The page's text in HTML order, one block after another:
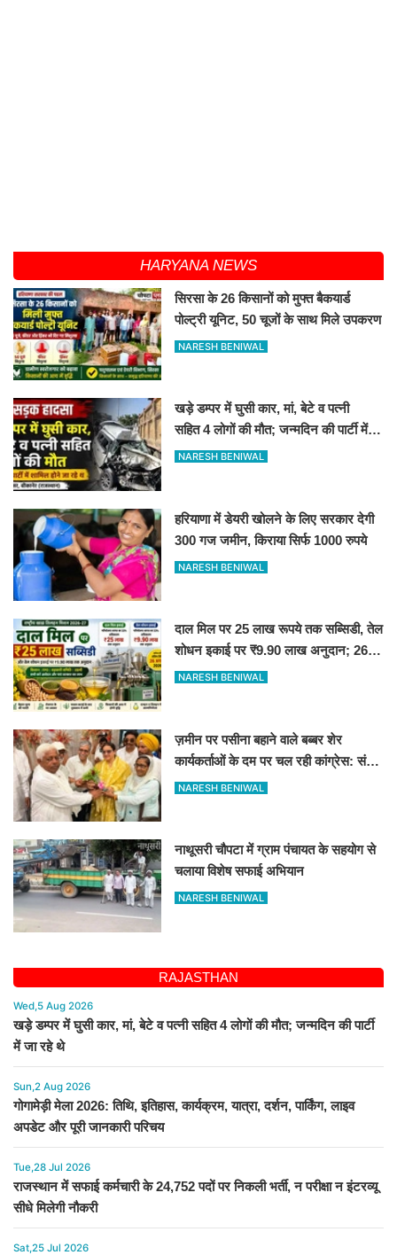
HARYANA NEWS
सिरसा के 26 किसानों को मुफ्त बैकयार्ड
पोल्ट्री यूनिट, 50 चूजों के साथ मिले उपकरण
NARESH BENIWAL
खड़े डम्पर में घुसी कार, मां, बेटे व पत्नी
सहित 4 लोगों की मौत; जन्मदिन की पार्टी में
जा रहे थे
NARESH BENIWAL
हरियाणा में डेयरी खोलने के लिए सरकार देगी
300 गज जमीन, किराया सिर्फ 1000 रुपये
NARESH BENIWAL
दाल मिल पर 25 लाख रूपये तक सब्सिडी, तेल
शोधन इकाई पर ₹9.90 लाख अनुदान; 26
अगस्त तक आवेदन करें
NARESH BENIWAL
ज़मीन पर पसीना बहाने वाले बब्बर शेर
कार्यकर्ताओं के दम पर चल रही कांग्रेस: संतोष
बेनीवाल
NARESH BENIWAL
नाथूसरी चौपटा में ग्राम पंचायत के सहयोग से
चलाया विशेष सफाई अभियान
NARESH BENIWAL
RAJASTHAN
Wed,5 Aug 2026
खड़े डम्पर में घुसी कार, मां, बेटे व पत्नी सहित 4 लोगों की मौत; जन्मदिन की पार्टी
में जा रहे थे
Sun,2 Aug 2026
गोगामेड़ी मेला 2026: तिथि, इतिहास, कार्यक्रम, यात्रा, दर्शन, पार्किंग, लाइव
अपडेट और पूरी जानकारी परिचय
Tue,28 Jul 2026
राजस्थान में सफाई कर्मचारी के 24,752 पदों पर निकली भर्ती, न परीक्षा न इंटरव्यू
सीधे मिलेगी नौकरी
Sat,25 Jul 2026